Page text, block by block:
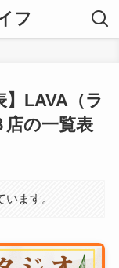
フ
】LAVA（ラ
店の一覧表
ます。